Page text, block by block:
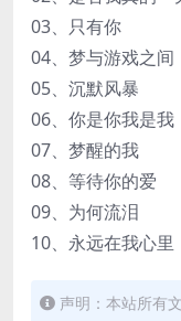
03、只有你
04、梦与游戏之间
05、沉默风暴
06、你是你我是我
07、梦醒的我
08、等待你的爱
09、为何流泪
10、永远在我心里
声明：本站所有